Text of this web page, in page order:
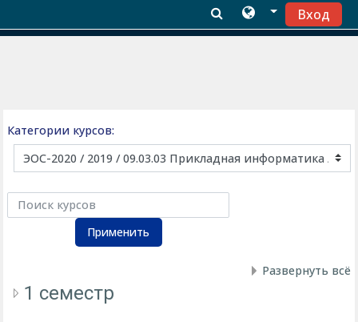
Вход
Категории курсов:
Применить
Развернуть всё
1 семестр